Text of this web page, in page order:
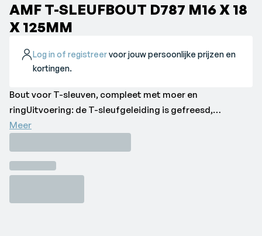
AMF T-SLEUFBOUT D787 M16 X 18
X 125MM
Log in of registreervoor jouw persoonlijke prijzen en
kortingen.
Bout voor T-sleuven, compleet met moer en
ringUitvoering: de T-sleufgeleiding is gefreesd,
gestempeld met sterkteklasse. Gesmeed en gerold
sterkteklasse 10.9. M14–M24 getemperd tot
sterkteklasse 8.8. Leveringsomvang: bout met moer en
•Draad-Ø x lengte: M16x125 mm
Meer